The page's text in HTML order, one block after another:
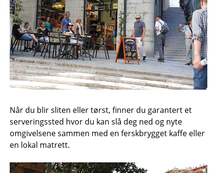
Når du blir sliten eller tørst, finner du garantert et
serveringssted hvor du kan slå deg ned og nyte
omgivelsene sammen med en ferskbrygget kaffe eller
en lokal matrett.